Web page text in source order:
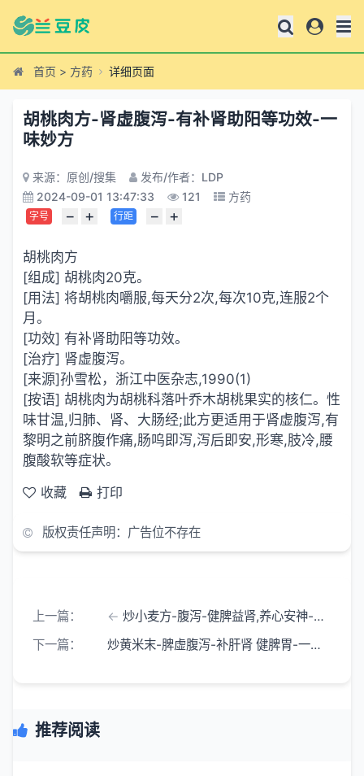
首页 > 方药 详细页面
胡桃肉方-肾虚腹泻-有补肾助阳等功效-一
味妙方
来源：原创/搜集
发布/作者：LDP
2024-09-01 13:47:33
121 方药
字号 − + 行距 − +
胡桃肉方
[组成] 胡桃肉20克。
[用法] 将胡桃肉嚼服,每天分2次,每次10克,连服2个
月。
[功效] 有补肾助阳等功效。
[治疗] 肾虚腹泻。
[来源]孙雪松，浙江中医杂志,1990(1)
[按语] 胡桃肉为胡桃科落叶乔木胡桃果实的核仁。性
味甘温,归肺、肾、大肠经;此方更适用于肾虚腹泻,有
黎明之前脐腹作痛,肠呜即泻,泻后即安,形寒,肢冷,腰
腹酸软等症状。
收藏
打印
版权责任声明：广告位不存在
上一篇：
炒小麦方-腹泻-健脾益肾,养心安神-一味妙方
下一篇：
炒黄米末-脾虚腹泻-补肝肾 健脾胃-一味妙方
推荐阅读